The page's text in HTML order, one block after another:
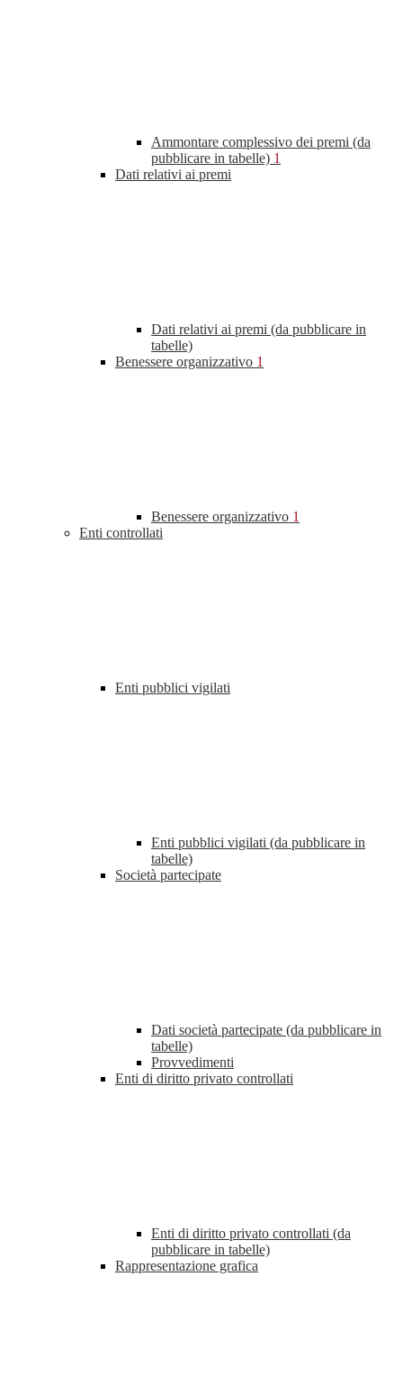
Ammontare complessivo dei premi (da
pubblicare in tabelle) 1
Dati relativi ai premi
Dati relativi ai premi (da pubblicare in
tabelle)
Benessere organizzativo 1
Benessere organizzativo 1
Enti controllati
Enti pubblici vigilati
Enti pubblici vigilati (da pubblicare in
tabelle)
Società partecipate
Dati società partecipate (da pubblicare in
tabelle)
Provvedimenti
Enti di diritto privato controllati
Enti di diritto privato controllati (da
pubblicare in tabelle)
Rappresentazione grafica